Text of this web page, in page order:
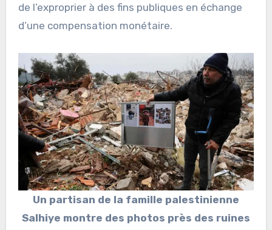
de l’exproprier à des fins publiques en échange
d’une compensation monétaire.
Un partisan de la famille palestinienne
Salhiye montre des photos près des ruines